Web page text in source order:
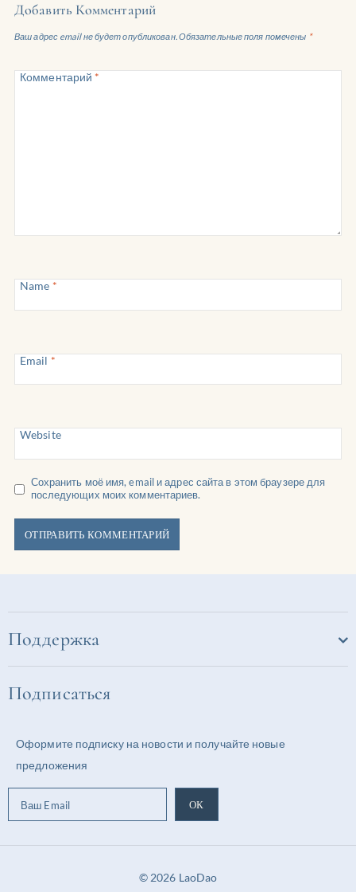
Добавить Комментарий
Ваш адрес email не будет опубликован. Обязательные поля помечены *
Комментарий *
Name *
Email *
Website
Сохранить моё имя, email и адрес сайта в этом браузере для
последующих моих комментариев.
Поддержка
Подписаться
Оформите подписку на новости и получайте новые
предложения
© 2026 LaoDao